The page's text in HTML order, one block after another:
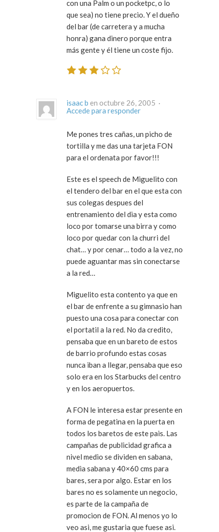
con una Palm o un pocketpc, o lo
que sea) no tiene precio. Y el dueño
del bar (de carretera y a mucha
honra) gana dinero porque entra
más gente y él tiene un coste fijo.
isaac b
en octubre 26, 2005 ·
Accede para responder
Me pones tres cañas, un picho de
tortilla y me das una tarjeta FON
para el ordenata por favor!!!
Este es el speech de Miguelito con
el tendero del bar en el que esta con
sus colegas despues del
entrenamiento del dia y esta como
loco por tomarse una birra y como
loco por quedar con la churri del
chat… y por cenar… todo a la vez, no
puede aguantar mas sin conectarse
a la red…
Miguelito esta contento ya que en
el bar de enfrente a su gimnasio han
puesto una cosa para conectar con
el portatil a la red. No da credito,
pensaba que en un bareto de estos
de barrio profundo estas cosas
nunca iban a llegar, pensaba que eso
solo era en los Starbucks del centro
y en los aeropuertos.
A FON le interesa estar presente en
forma de pegatina en la puerta en
todos los baretos de este pais. Las
campañas de publicidad grafica a
nivel medio se dividen en sabana,
media sabana y 40×60 cms para
bares, sera por algo. Estar en los
bares no es solamente un negocio,
es parte de la campaña de
promocion de FON. Al menos yo lo
veo asi, me gustaria que fuese asi.